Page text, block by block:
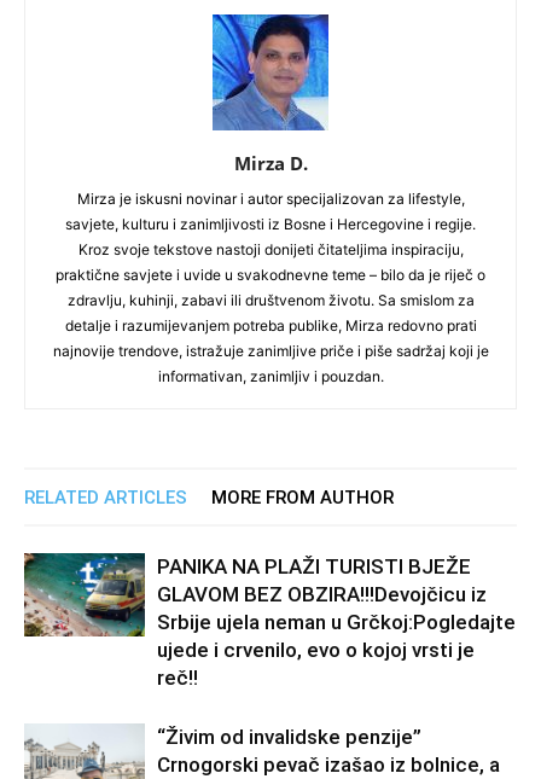
Mirza D.
Mirza je iskusni novinar i autor specijalizovan za lifestyle,
savjete, kulturu i zanimljivosti iz Bosne i Hercegovine i regije.
Kroz svoje tekstove nastoji donijeti čitateljima inspiraciju,
praktične savjete i uvide u svakodnevne teme – bilo da je riječ o
zdravlju, kuhinji, zabavi ili društvenom životu. Sa smislom za
detalje i razumijevanjem potreba publike, Mirza redovno prati
najnovije trendove, istražuje zanimljive priče i piše sadržaj koji je
informativan, zanimljiv i pouzdan.
RELATED ARTICLES MORE FROM AUTHOR
PANIKA NA PLAŽI TURISTI BJEŽE
GLAVOM BEZ OBZIRA!!!Devojčicu iz
Srbije ujela neman u Grčkoj:Pogledajte
ujede i crvenilo, evo o kojoj vrsti je
reč!!
“Živim od invalidske penzije”
Crnogorski pevač izašao iz bolnice, a